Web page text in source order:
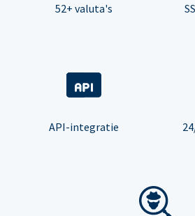
52+ valuta's
API-integratie